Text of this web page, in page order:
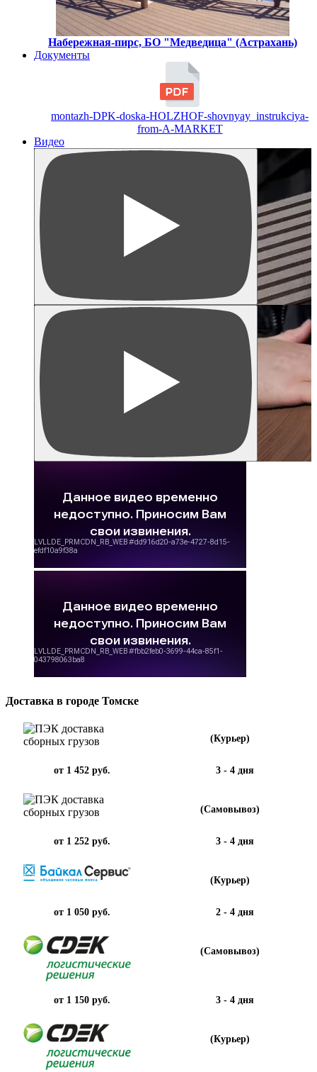
Набережная-пирс, БО "Медведица" (Астрахань)
Документы
montazh-DPK-doska-HOLZHOF-shovnyay_instrukciya-
from-A-MARKET
Видео
Доставка в городе Томске
(Курьер)
от 1 452 руб. 3 - 4 дня
(Самовывоз)
от 1 252 руб. 3 - 4 дня
(Курьер)
от 1 050 руб. 2 - 4 дня
(Самовывоз)
от 1 150 руб. 3 - 4 дня
(Курьер)